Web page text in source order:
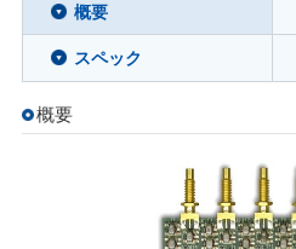
概要
スペック
概要